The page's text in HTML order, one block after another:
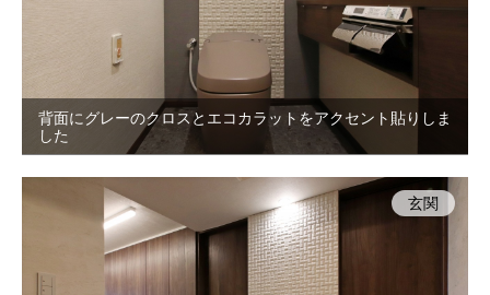
背面にグレーのクロスとエコカラットをアクセント貼りしま
した
玄関